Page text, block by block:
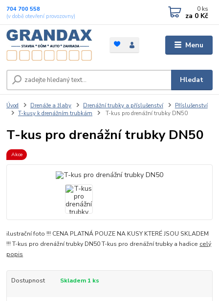
Menu
Hledat
704 700 558
(v době otevření provozovny)
0 ks
za 0 Kč
Úvod Drenáže a žlaby Drenážní trubky a příslušenství
Příslušenství
T-kusy k drenážním trubkám
T-kus pro drenážní trubky DN50
T-kus pro drenážní trubky DN50
Akce
ilustrační foto !!! CENA PLATNÁ POUZE NA KUSY KTERÉ JSOU SKLADEM
!!! T-kus pro drenážní trubky DN50 T-kus pro drenážní trubky a hadice celý
popis
Dostupnost Skladem 1 ks